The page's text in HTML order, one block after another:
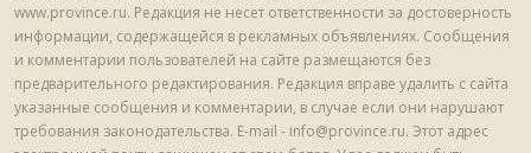
www.province.ru. Редакция не несет ответственности за достоверность
информации, содержащейся в рекламных объявлениях. Сообщения
и комментарии пользователей на сайте размещаются без
предварительного редактирования. Редакция вправе удалить с сайта
указанные сообщения и комментарии, в случае если они нарушают
требования законодательства. E-mail - info@province.ru. Этот адрес